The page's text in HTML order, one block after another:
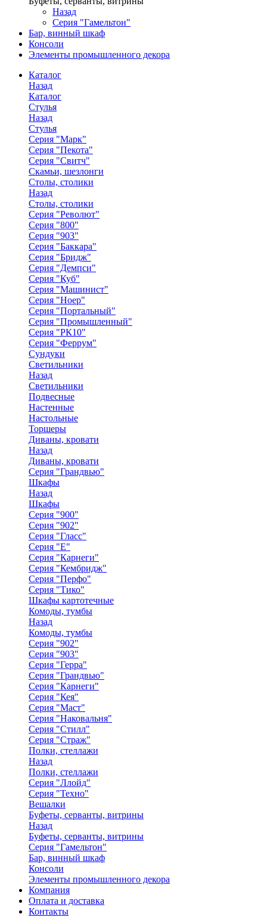
Назад
Серия "Гамельтон"
Бар, винный шкаф
Консоли
Элементы промышленного декора
Каталог
Назад
Каталог
Стулья
Назад
Стулья
Серия "Марк"
Серия "Пекота"
Серия "Свитч"
Скамьи, шезлонги
Столы, столики
Назад
Столы, столики
Серия "Револют"
Серия "800"
Серия "903"
Серия "Баккара"
Серия "Бридж"
Серия "Демпси"
Серия "Куб"
Серия "Машинист"
Серия "Ноер"
Серия "Портальный"
Серия "Промышленный"
Серия "РК10"
Серия "Феррум"
Сундуки
Светильники
Назад
Светильники
Подвесные
Настенные
Настольные
Торшеры
Диваны, кровати
Назад
Диваны, кровати
Серия "Грандвью"
Шкафы
Назад
Шкафы
Серия "900"
Серия "902"
Серия "Гласс"
Серия "Е"
Серия "Карнеги"
Серия "Кембридж"
Серия "Перфо"
Серия "Тико"
Шкафы картотечные
Комоды, тумбы
Назад
Комоды, тумбы
Серия "902"
Серия "903"
Серия "Герра"
Серия "Грандвью"
Серия "Карнеги"
Серия "Кея"
Серия "Маст"
Серия "Наковальня"
Серия "Стилл"
Серия "Страж"
Полки, стеллажи
Назад
Полки, стеллажи
Серия "Ллойд"
Серия "Техно"
Вешалки
Буфеты, серванты, витрины
Назад
Буфеты, серванты, витрины
Серия "Гамельтон"
Бар, винный шкаф
Консоли
Элементы промышленного декора
Компания
Оплата и доставка
Контакты